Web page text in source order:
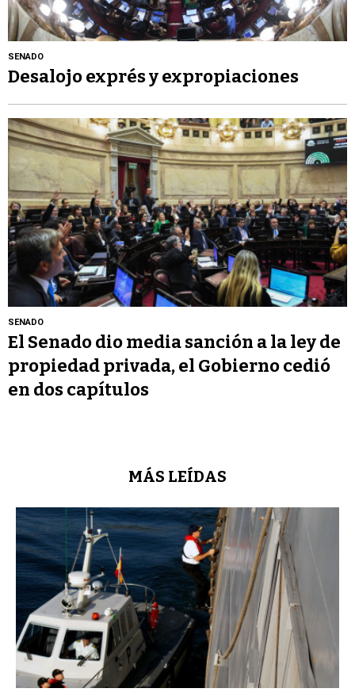
SENADO
Desalojo exprés y expropiaciones
SENADO
El Senado dio media sanción a la ley de
propiedad privada, el Gobierno cedió
en dos capítulos
MÁS LEÍDAS